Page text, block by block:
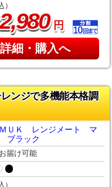
）
,980円
詳細・購入へ
ンジで多機能本格調
ＵＫ レンジメート マ
ブラック
届け可能
）